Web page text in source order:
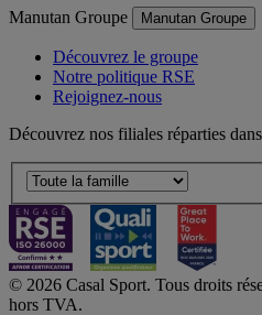
Manutan Groupe Manutan Groupe
Découvrez le groupe
Notre politique RSE
Rejoignez-nous
Découvrez nos filiales réparties
© 2026 Casal Sport. Tous droits
hors TVA.